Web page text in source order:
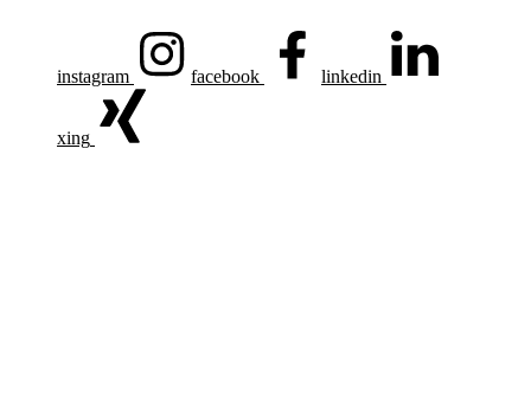
instagram facebook linkedin
xing